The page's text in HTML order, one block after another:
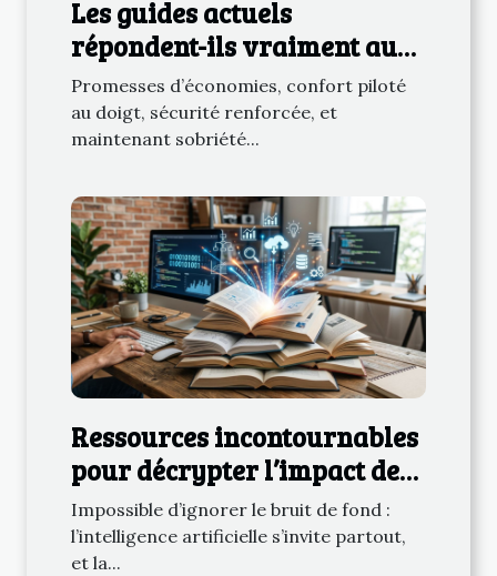
Les guides actuels
répondent-ils vraiment aux
enjeux du smart home
électrique ?
Promesses d’économies, confort piloté
au doigt, sécurité renforcée, et
maintenant sobriété...
Ressources incontournables
pour décrypter l’impact de
l’IA sur la gestion des
données
Impossible d’ignorer le bruit de fond :
l’intelligence artificielle s’invite partout,
et la...